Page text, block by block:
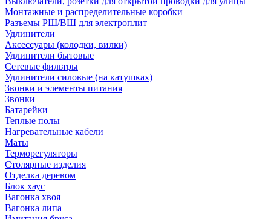
Монтажные и распределительные коробки
Разъемы РШ/ВШ для электроплит
Удлинители
Аксессуары (колодки, вилки)
Удлинители бытовые
Сетевые фильтры
Удлинители силовые (на катушках)
Звонки и элементы питания
Звонки
Батарейки
Теплые полы
Нагревательные кабели
Маты
Терморегуляторы
Столярные изделия
Отделка деревом
Блок хаус
Вагонка хвоя
Вагонка липа